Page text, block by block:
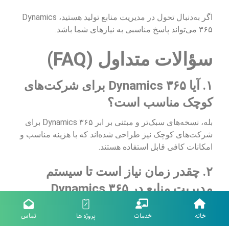
اگر به‌دنبال تحول در مدیریت منابع تولید هستید، Dynamics
۳۶۵ می‌تواند پاسخ مناسبی به نیازهای شما باشد.
سؤالات متداول (FAQ)
۱. آیا Dynamics ۳۶۵ برای شرکت‌های
کوچک مناسب است؟
بله، نسخه‌های سبک‌تر و مبتنی بر ابر Dynamics ۳۶۵ برای
شرکت‌های کوچک نیز طراحی شده‌اند که با هزینه مناسب و
امکانات کافی قابل استفاده هستند.
۲. چقدر زمان نیاز است تا سیستم
مدیریت منابع در Dynamics ۳۶۵
پیاده‌سازی شود؟
خانه خدمات پروژه ها تماس